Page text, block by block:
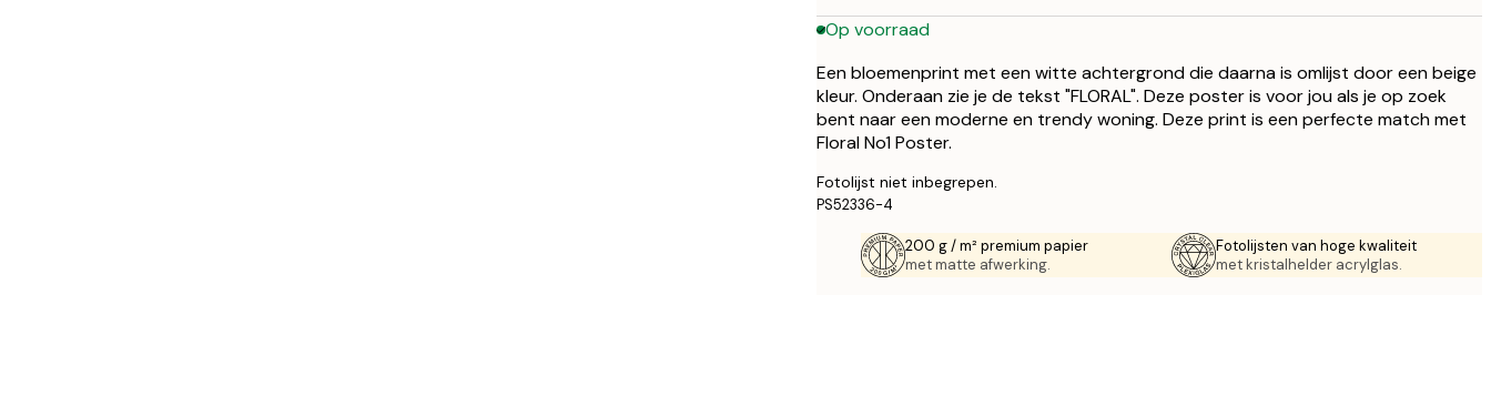
Op voorraad
Een bloemenprint met een witte achtergrond die daarna is omlijst door een beige
kleur. Onderaan zie je de tekst "FLORAL". Deze poster is voor jou als je op zoek
bent naar een moderne en trendy woning. Deze print is een perfecte match met
Floral No1 Poster.
Fotolijst niet inbegrepen.
PS52336-4
200 g / m² premium papier
met matte afwerking.
Fotolijsten van hoge kwaliteit
met kristalhelder acrylglas.